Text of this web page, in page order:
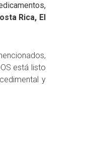
Rica, El
está listo
y